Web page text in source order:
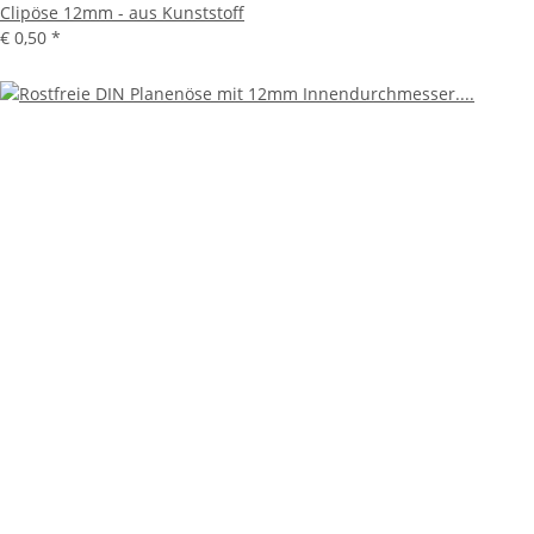
Clipöse 12mm - aus Kunststoff
€ 0,50 *